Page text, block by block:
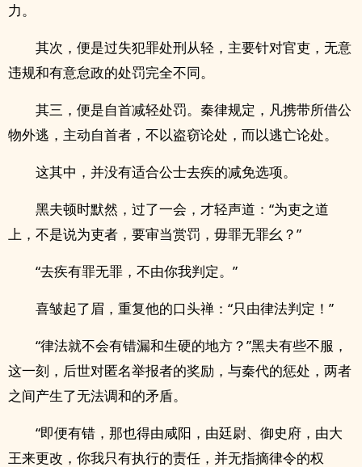
力。
其次，便是过失犯罪处刑从轻，主要针对官吏，无意
违规和有意怠政的处罚完全不同。
其三，便是自首减轻处罚。秦律规定，凡携带所借公
物外逃，主动自首者，不以盗窃论处，而以逃亡论处。
这其中，并没有适合公士去疾的减免选项。
黑夫顿时默然，过了一会，才轻声道：“为吏之道
上，不是说为吏者，要审当赏罚，毋罪无罪幺？”
“去疾有罪无罪，不由你我判定。”
喜皱起了眉，重复他的口头禅：“只由律法判定！”
“律法就不会有错漏和生硬的地方？”黑夫有些不服，
这一刻，后世对匿名举报者的奖励，与秦代的惩处，两者
之间产生了无法调和的矛盾。
“即便有错，那也得由咸阳，由廷尉、御史府，由大
王来更改，你我只有执行的责任，并无指摘律令的权